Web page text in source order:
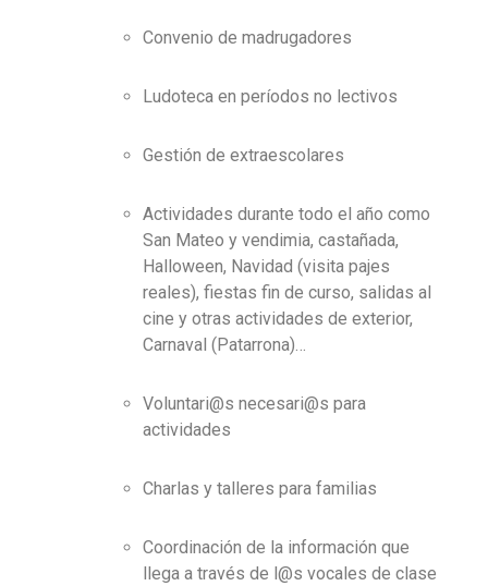
Convenio de madrugadores
Ludoteca en períodos no lectivos
Gestión de extraescolares
Actividades durante todo el año como
San Mateo y vendimia, castañada,
Halloween, Navidad (visita pajes
reales), fiestas fin de curso, salidas al
cine y otras actividades de exterior,
Carnaval (Patarrona)… ‍
Voluntari@s necesari@s para
actividades
Charlas y talleres para familias
Coordinación de la información que
llega a través de l@s vocales de clase